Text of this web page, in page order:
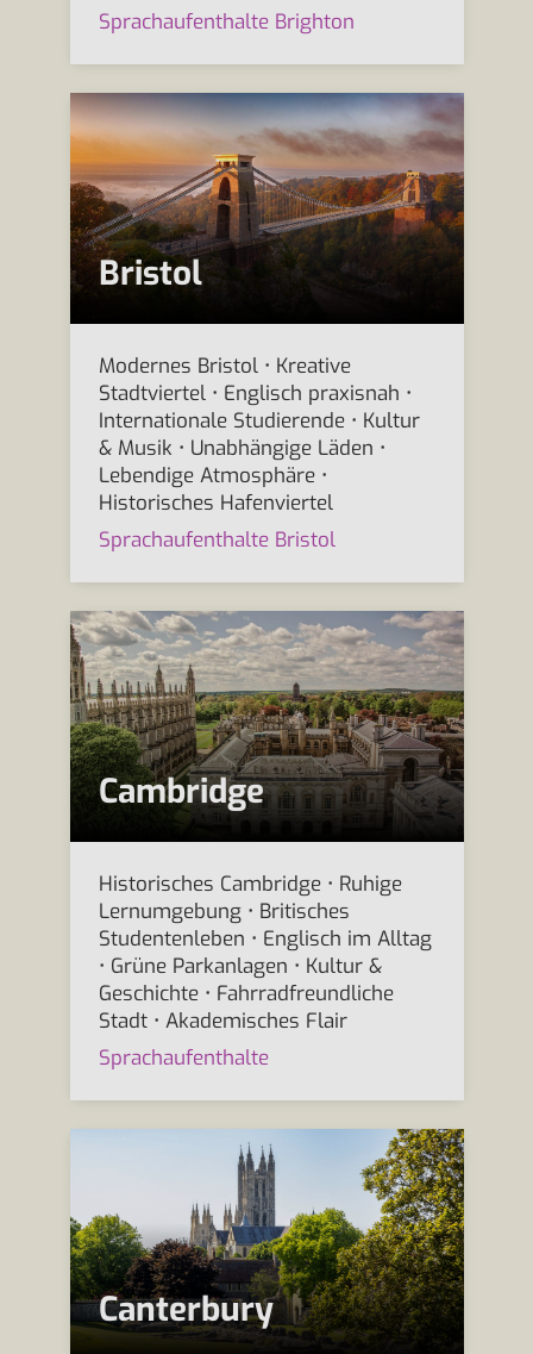
Sprachaufenthalte Brighton
Bristol
Modernes Bristol • Kreative
Stadtviertel • Englisch praxisnah •
Internationale Studierende • Kultur
& Musik • Unabhängige Läden •
Lebendige Atmosphäre •
Historisches Hafenviertel
Sprachaufenthalte Bristol
Cambridge
Historisches Cambridge • Ruhige
Lernumgebung • Britisches
Studentenleben • Englisch im Alltag
• Grüne Parkanlagen • Kultur &
Geschichte • Fahrradfreundliche
Stadt • Akademisches Flair
Sprachaufenthalte
Canterbury